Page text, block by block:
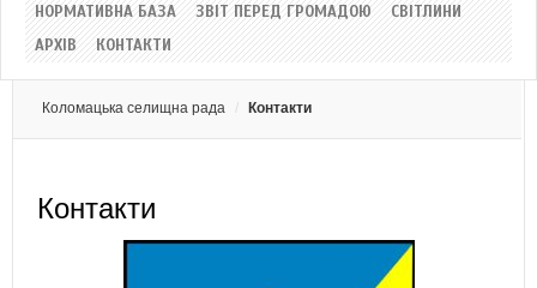
НОРМАТИВНА БАЗА
ЗВІТ ПЕРЕД ГРОМАДОЮ
СВІТЛИНИ
АРХІВ
КОНТАКТИ
Коломацька селищна рада Контакти
Контакти